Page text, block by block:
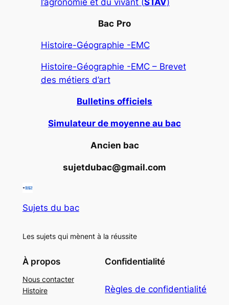
Bac Pro
Histoire-Géographie -EMC
Histoire-Géographie -EMC – Brevet
des métiers d’art
Bulletins officiels
Simulateur de moyenne au bac
Ancien bac
sujetdubac@gmail.com
Sujets du bac
Les sujets qui mènent à la réussite
À propos
Nous contacter
Histoire
Confidentialité
Règles de confidentialité